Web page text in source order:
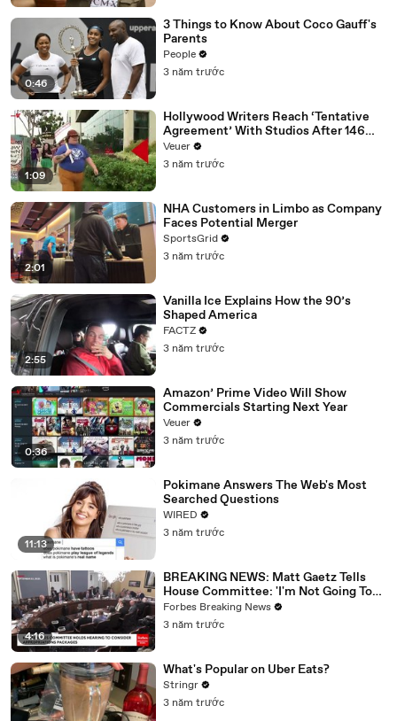
0:46
3 Things to Know About Coco Gauff's
Parents
People
3 năm trước
1:09
Hollywood Writers Reach ‘Tentative
Agreement’ With Studios After 146
Day Strike
Veuer
3 năm trước
2:01
NHA Customers in Limbo as Company
Faces Potential Merger
SportsGrid
3 năm trước
2:55
Vanilla Ice Explains How the 90’s
Shaped America
FACTZ
3 năm trước
0:36
Amazon’ Prime Video Will Show
Commercials Starting Next Year
Veuer
3 năm trước
11:13
Pokimane Answers The Web's Most
Searched Questions
WIRED
3 năm trước
4:16
BREAKING NEWS: Matt Gaetz Tells
House Committee: 'I'm Not Going To
Vote For A Continuing Resolution'
Forbes Breaking News
3 năm trước
What's Popular on Uber Eats?
Stringr
3 năm trước